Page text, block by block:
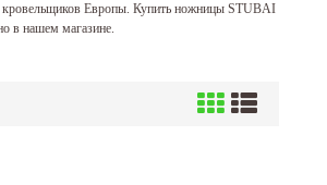
Европы. Купить ножницы STUBAI
в нашем магазине.